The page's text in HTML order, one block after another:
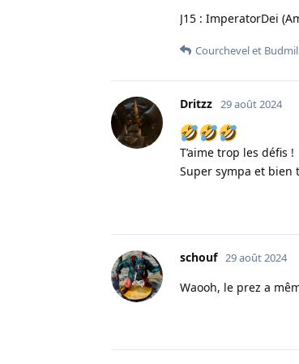
J15 : ImperatorDei
Courchevelet
Dritzz 29 août 2024
T’aime trop les défis !
Super sympa et bien
schouf 29 août 2024
Waooh, le prez a